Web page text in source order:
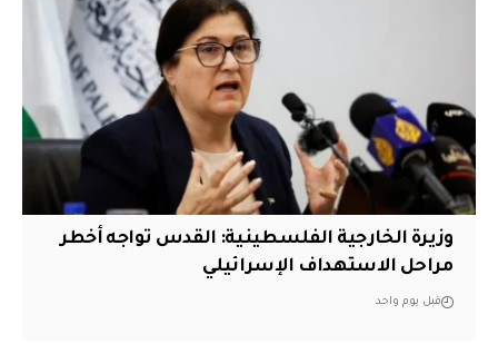
وزيرة الخارجية الفلسطينية: القدس تواجه أخطر
مراحل الاستهداف الإسرائيلي
قبل يوم واحد